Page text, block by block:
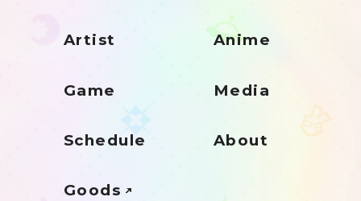
Artist Anime
Game Media
Schedule About
Goods